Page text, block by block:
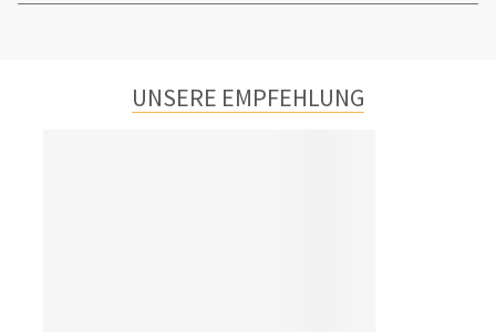
UNSERE EMPFEHLUNG